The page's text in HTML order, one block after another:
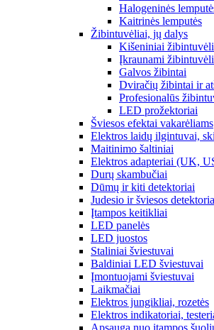
Halogeninės
Kaitrinės lemputės
Žibintuvėliai, jų dalys
Kišeniniai
Įkraunami
Galvos žibintai
Dviračių žibintai ir
Profesionalūs
LED prožektoriai
Šviesos efektai vakarėliams
Elektros laidų ilgintuvai,
Maitinimo šaltiniai
Elektros adapteriai (UK,
Durų skambučiai
Dūmų ir kiti detektoriai
Judesio ir šviesos
Įtampos keitikliai
LED panelės
LED juostos
Staliniai šviestuvai
Baldiniai LED šviestuvai
Įmontuojami šviestuvai
Laikmačiai
Elektros jungikliai, rozetės
Elektros indikatoriai,
Apsauga nuo įtampos